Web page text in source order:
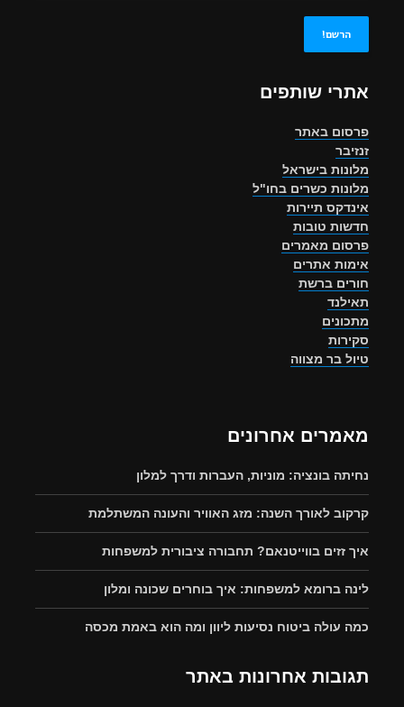
אתרי שותפים
פרסום באתר
זנזיבר
מלונות בישראל
מלונות כשרים בחו"ל
אינדקס תיירות
חדשות טובות
פרסום מאמרים
אימות אתרים
חורים ברשת
תאילנד
מתכונים
סקירות
טיול בר מצווה
מאמרים אחרונים
נחיתה בונציה: מוניות, העברות ודרך למלון
קרקוב לאורך השנה: מזג האוויר והעונה המשתלמת
איך זזים בווייטנאם? תחבורה ציבורית למשפחות
לינה ברומא למשפחות: איך בוחרים שכונה ומלון
כמה עולה ביטוח נסיעות ליוון ומה הוא באמת מכסה
תגובות אחרונות באתר